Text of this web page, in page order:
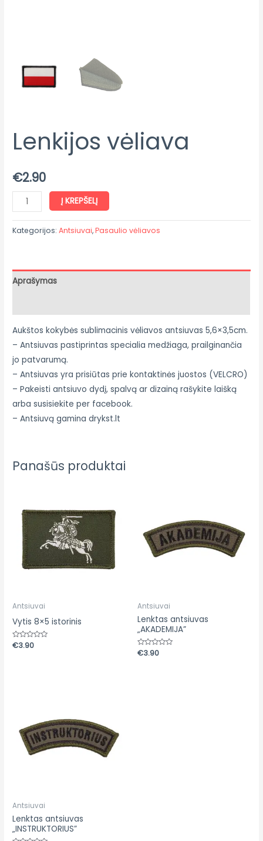
Lenkijos vėliava
€2.90
Į KREPŠELĮ
Kategorijos:Antsiuvai,Pasaulio vėliavos
Aprašymas
Aukštos kokybės sublimacinis vėliavos antsiuvas 5,6×3,5cm.
– Antsiuvas pastiprintas specialia medžiaga, prailginančia
jo patvarumą.
– Antsiuvas yra prisiūtas prie kontaktinės juostos (VELCRO)
– Pakeisti antsiuvo dydį, spalvą ar dizainą rašykite laišką
arba susisiekite per facebook.
– Antsiuvą gamina drykst.lt
Panašūs produktai
Antsiuvai
Vytis 8×5 istorinis
Įvertinimas:
0
€3.90
Antsiuvai
Lenktas antsiuvas
„AKADEMIJA”
Įvertinimas:
0
€3.90
Antsiuvai
Lenktas antsiuvas
„INSTRUKTORIUS”